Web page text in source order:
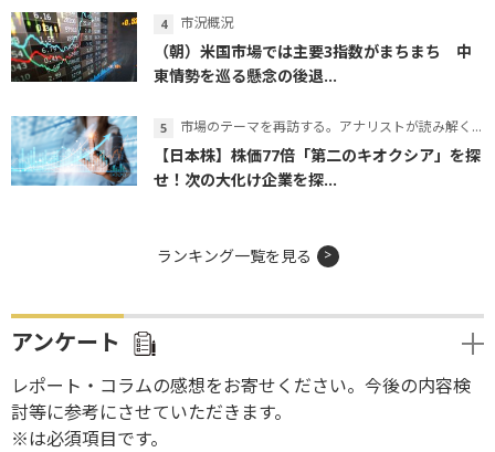
市況概況
（朝）米国市場では主要3指数がまちまち 中
東情勢を巡る懸念の後退...
市場のテーマを再訪する。アナリストが読み解くテーマの本質
【日本株】株価77倍「第二のキオクシア」を探
せ！次の大化け企業を探...
ランキング一覧を見る
アンケート
レポート・コラムの感想をお寄せください。今後の内容検
討等に参考にさせていただきます。
※は必須項目です。